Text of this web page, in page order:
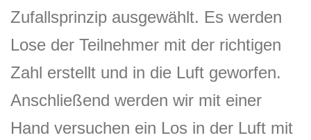
Zufallsprinzip ausgewählt. Es werden
Lose der Teilnehmer mit der richtigen
Zahl erstellt und in die Luft geworfen.
Anschließend werden wir mit einer
Hand versuchen ein Los in der Luft mit